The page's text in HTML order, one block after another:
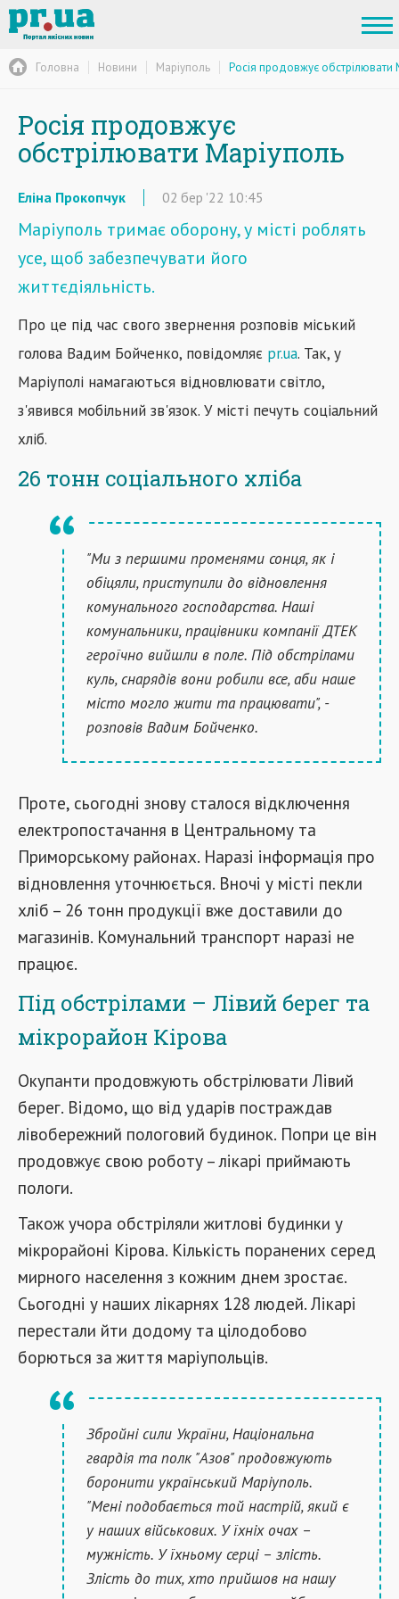
Головна Новини Маріуполь Росія продовжує обстрілювати
Росія продовжує
обстрілювати Маріуполь
Еліна Прокопчук 02 бер '22 10:45
Маріуполь тримає оборону, у місті роблять
усе, щоб забезпечувати його
життєдіяльність.
Про це під час свого звернення розповів міський
голова Вадим Бойченко, повідомляє pr.ua. Так, у
Маріуполі намагаються відновлювати світло,
з'явився мобільний зв'язок. У місті печуть соціальний
хліб.
26 тонн соціального хліба
"Ми з першими променями сонця, як і
обіцяли, приступили до відновлення
комунального господарства. Наші
комунальники, працівники компанії ДТЕК
героїчно вийшли в поле. Під обстрілами
куль, снарядів вони робили все, аби наше
місто могло жити та працювати", -
розповів Вадим Бойченко.
Проте, сьогодні знову сталося відключення
електропостачання в Центральному та
Приморському районах. Наразі інформація про
відновлення уточнюється. Вночі у місті пекли
хліб – 26 тонн продукції вже доставили до
магазинів. Комунальний транспорт наразі не
працює.
Під обстрілами – Лівий берег та
мікрорайон Кірова
Окупанти продовжують обстрілювати Лівий
берег. Відомо, що від ударів постраждав
лівобережний пологовий будинок. Попри це він
продовжує свою роботу – лікарі приймають
пологи.
Також учора обстріляли житлові будинки у
мікрорайоні Кірова. Кількість поранених серед
мирного населення з кожним днем зростає.
Сьогодні у наших лікарнях 128 людей. Лікарі
перестали йти додому та цілодобово
борються за життя маріупольців.
Збройні сили України, Національна
гвардія та полк "Азов" продовжують
боронити український Маріуполь.
"Мені подобається той настрій, який є
у наших військових. У їхніх очах –
мужність. У їхньому серці – злість.
Злість до тих, хто прийшов на нашу